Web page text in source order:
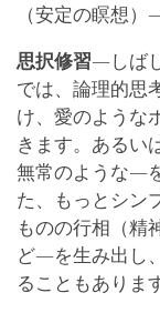
（安定の瞑想）
思択修習―しば
では、論理的思
け、愛のような
きます。あるい
無常のような―
た、もっとシン
ものの行相（精
ど―を生み出し
ることもありま